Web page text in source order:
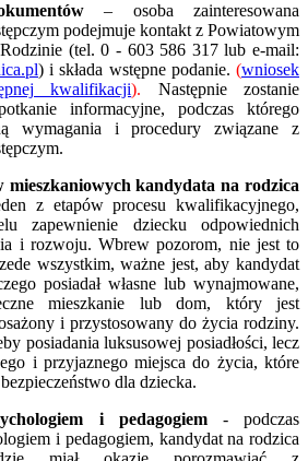
– osoba zainteresowana
podejmuje kontakt z Powiatowym
(tel. 0 - 603 586 317 lub e-mail:
) i składa wstępne podanie. (wniosek
kwalifikacji). Następnie zostanie
informacyjne, podczas którego
wymagania i procedury związane z
mieszkaniowych kandydata na rodzica
z etapów procesu kwalifikacyjnego,
zapewnienie dziecku odpowiednich
i rozwoju. Wbrew pozorom, nie jest to
wszystkim, ważne jest, aby kandydat
posiadał własne lub wynajmowane,
mieszkanie lub dom, który jest
i przystosowany do życia rodziny.
posiadania luksusowej posiadłości, lecz
i przyjaznego miejsca do życia, które
dla dziecka.
i pedagogiem- podczas
i pedagogiem, kandydat na rodzica